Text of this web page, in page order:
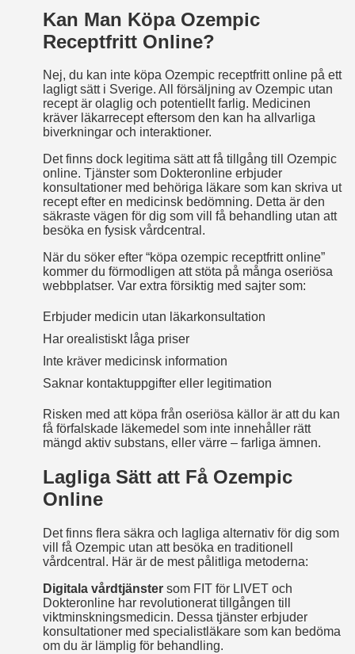
Kan Man Köpa Ozempic
Receptfritt Online?
Nej, du kan inte köpa Ozempic receptfritt online på ett
lagligt sätt i Sverige. All försäljning av Ozempic utan
recept är olaglig och potentiellt farlig. Medicinen
kräver läkarrecept eftersom den kan ha allvarliga
biverkningar och interaktioner.
Det finns dock legitima sätt att få tillgång till Ozempic
online. Tjänster som Dokteronline erbjuder
konsultationer med behöriga läkare som kan skriva ut
recept efter en medicinsk bedömning. Detta är den
säkraste vägen för dig som vill få behandling utan att
besöka en fysisk vårdcentral.
När du söker efter “köpa ozempic receptfritt online”
kommer du förmodligen att stöta på många oseriösa
webbplatser. Var extra försiktig med sajter som:
Erbjuder medicin utan läkarkonsultation
Har orealistiskt låga priser
Inte kräver medicinsk information
Saknar kontaktuppgifter eller legitimation
Risken med att köpa från oseriösa källor är att du kan
få förfalskade läkemedel som inte innehåller rätt
mängd aktiv substans, eller värre – farliga ämnen.
Lagliga Sätt att Få Ozempic
Online
Det finns flera säkra och lagliga alternativ för dig som
vill få Ozempic utan att besöka en traditionell
vårdcentral. Här är de mest pålitliga metoderna:
Digitala vårdtjänstersom FIT för LIVET och
Dokteronline har revolutionerat tillgången till
viktminskningsmedicin. Dessa tjänster erbjuder
konsultationer med specialistläkare som kan bedöma
om du är lämplig för behandling.